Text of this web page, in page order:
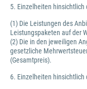
5. Einzelheiten hinsichtlich
(1) Die Leistungen des
Leistungspaketen auf der
(2) Die in den jeweiligen
gesetzliche
(Gesamtpreis).
6. Einzelheiten hinsichtlich